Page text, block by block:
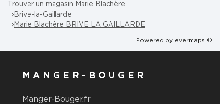
Trouver un magasin Marie Blachère
Brive-la-Gaillarde
Marie Blachère BRIVE LA GAILLARDE
Powered by evermaps ©
MANGER-BOUGER
Manger-Bouger.fr